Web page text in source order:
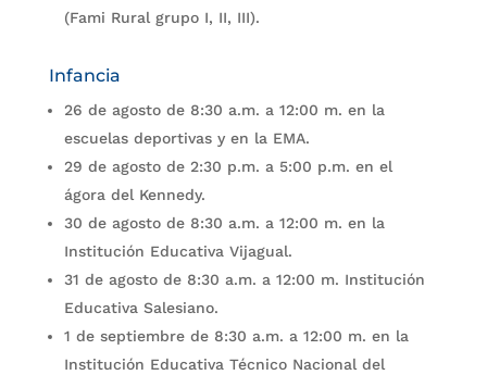
(Fami Rural grupo I, II, III).
Infancia
26 de agosto de 8:30 a.m. a 12:00 m. en la
escuelas deportivas y en la EMA.
29 de agosto de 2:30 p.m. a 5:00 p.m. en el
ágora del Kennedy.
30 de agosto de 8:30 a.m. a 12:00 m. en la
Institución Educativa Vijagual.
31 de agosto de 8:30 a.m. a 12:00 m. Institución
Educativa Salesiano.
1 de septiembre de 8:30 a.m. a 12:00 m. en la
Institución Educativa Técnico Nacional del